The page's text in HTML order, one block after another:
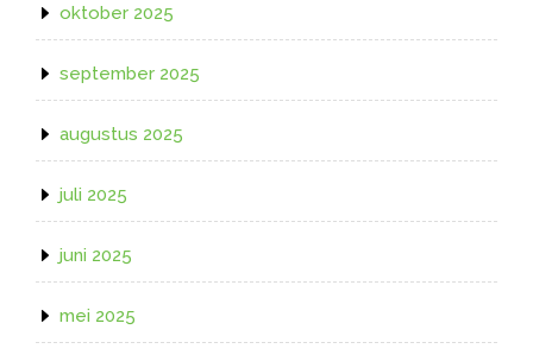
oktober 2025
september 2025
augustus 2025
juli 2025
juni 2025
mei 2025